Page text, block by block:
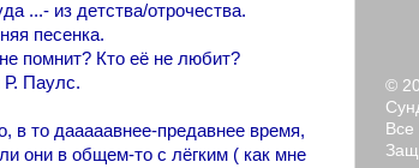
...- из детства/отрочества.
песенка.
помнит? Кто её не любит?
Паулс.
в то дааааавнее-предавнее время,
они в общем-то с лёгким ( как мне
©
Все